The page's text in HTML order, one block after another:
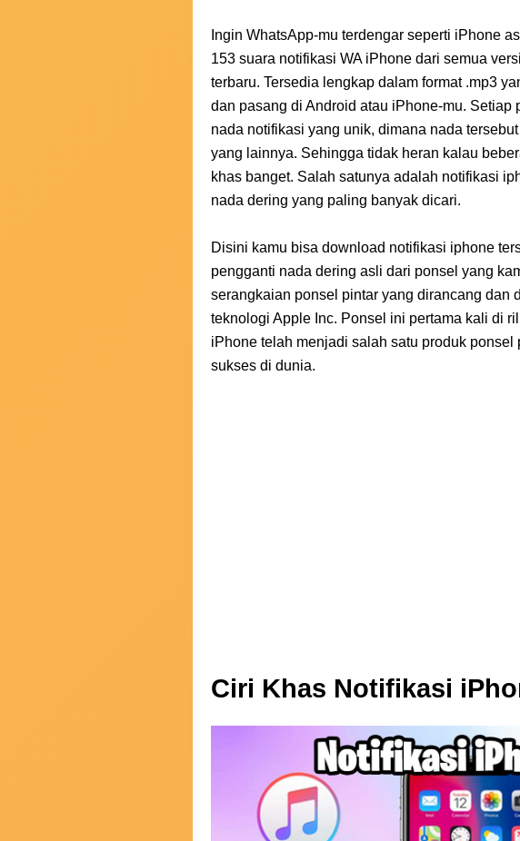
Ingin WhatsApp-mu terdengar seperti iPhone
153 suara notifikasi WA iPhone dari semua
terbaru. Tersedia lengkap dalam format .mp3
dan pasang di Android atau iPhone-mu. Setiap
nada notifikasi yang unik, dimana nada
yang lainnya. Sehingga tidak heran kalau
khas banget. Salah satunya adalah notifikasi
nada dering yang paling banyak dicari.
Disini kamu bisa download notifikasi iphone
pengganti nada dering asli dari ponsel yang
serangkaian ponsel pintar yang dirancang dan
teknologi Apple Inc. Ponsel ini pertama kali di
iPhone telah menjadi salah satu produk
sukses di dunia.
Ciri Khas Notifikasi